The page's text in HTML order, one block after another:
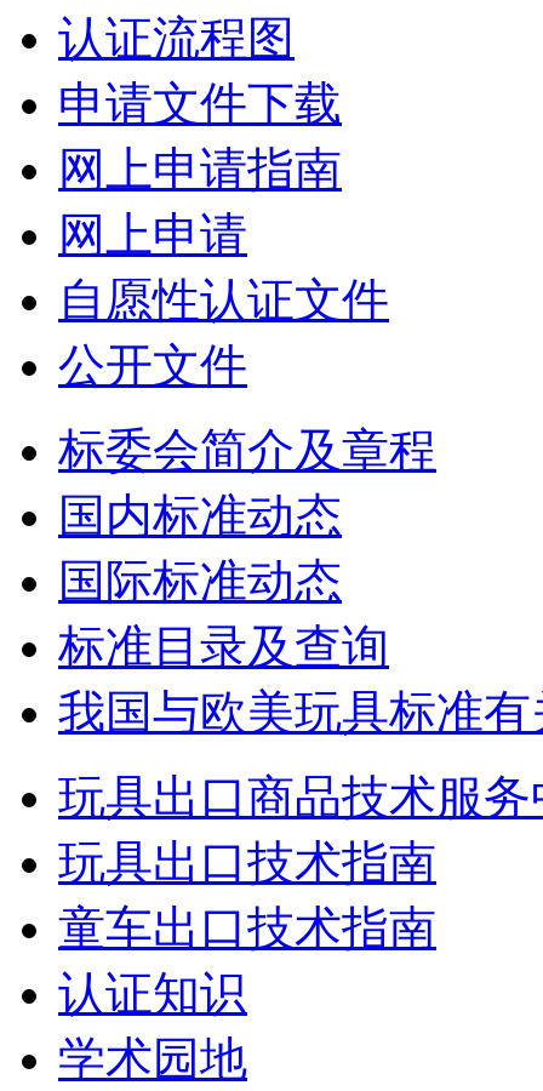
认证流程图
申请文件下载
网上申请指南
网上申请
自愿性认证文件
公开文件
标委会简介及章程
国内标准动态
国际标准动态
标准目录及查询
我国与欧美玩具标准
玩具出口商品技术服
玩具出口技术指南
童车出口技术指南
认证知识
学术园地